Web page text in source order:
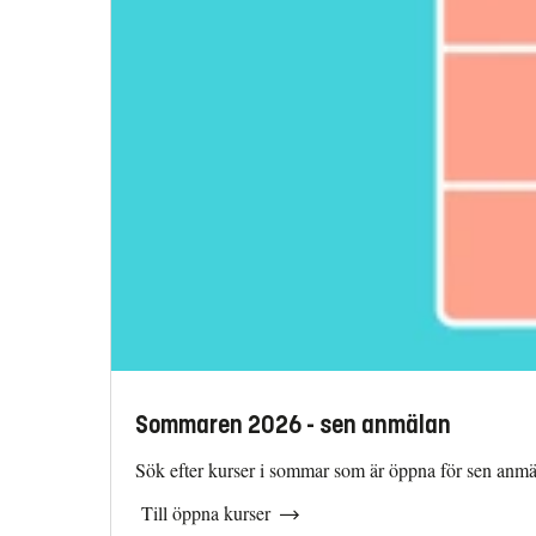
Sommaren 2026 - sen anmälan
Sök efter kurser i sommar som är öppna för sen
Till öppna kurser